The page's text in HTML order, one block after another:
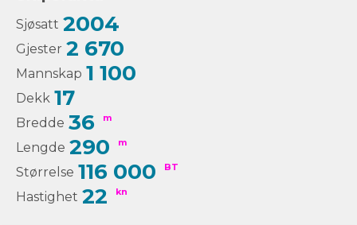
Sjøsatt 2004
Gjester 2 670
Mannskap 1 100
Dekk 17
Bredde 36 m
Lengde 290 m
Størrelse 116 000 BT
Hastighet 22 kn